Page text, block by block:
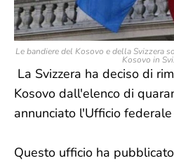
Le bandiere del Kosovo e della Svizzera
Kosovo in
La Svizzera ha deciso di
Kosovo dall'elenco di
annunciato l'Ufficio
Questo ufficio ha